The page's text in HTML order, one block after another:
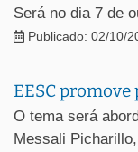
Será no dia 7 de
Publicado: 02/10/
EESC
O tema será
Messali